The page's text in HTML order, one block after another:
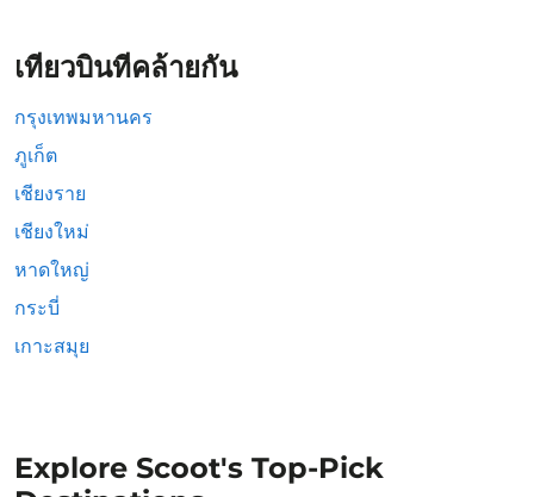
เที่ยวบินที่คล้ายกัน
กรุงเทพมหานคร
ภูเก็ต
เชียงราย
เชียงใหม่
หาดใหญ่
กระบี่
เกาะสมุย
Explore Scoot's Top-Pick